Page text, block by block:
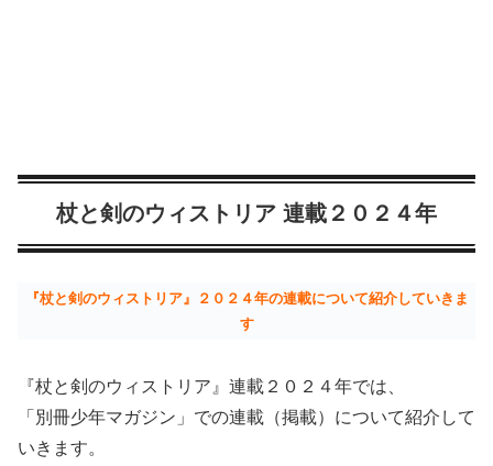
杖と剣のウィストリア 連載２０２４年
『杖と剣のウィストリア』２０２４年の連載について紹介していきま
す
『杖と剣のウィストリア』連載２０２４年では、
「別冊少年マガジン」での連載（掲載）について紹介して
いきます。